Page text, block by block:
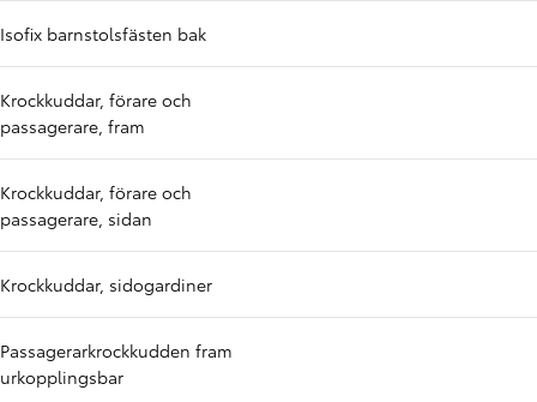
Isofix barnstolsfästen bak
Krockkuddar, förare och
passagerare, fram
Krockkuddar, förare och
passagerare, sidan
Krockkuddar, sidogardiner
Passagerarkrockkudden fram
urkopplingsbar